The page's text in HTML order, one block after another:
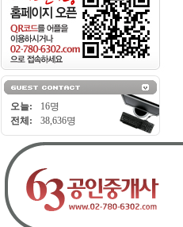
오늘:
16명
전체:
38,636명